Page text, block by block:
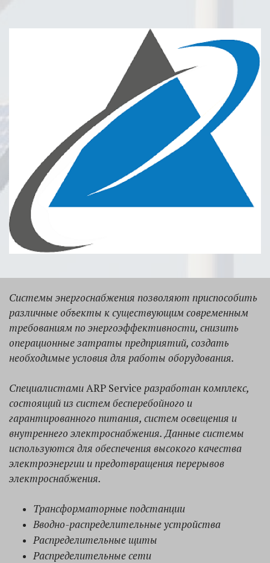
Системы энергоснабжения позволяют приспособить
различные объекты к существующим современным
требованиям по энергоэффективности, снизить
операционные затраты предприятий, создать
необходимые условия для работы оборудования.
СпециалистамиARP Service разработан комплекс,
состоящий из систем бесперебойного и
гарантированного питания, систем освещения и
внутреннего электроснабжения. Данные системы
используются для обеспечения высокого качества
электроэнергии и предотвращения перерывов
электроснабжения.
Трансформаторные подстанции
Вводно-распределительные устройства
Распределительные щиты
Распределительные сети